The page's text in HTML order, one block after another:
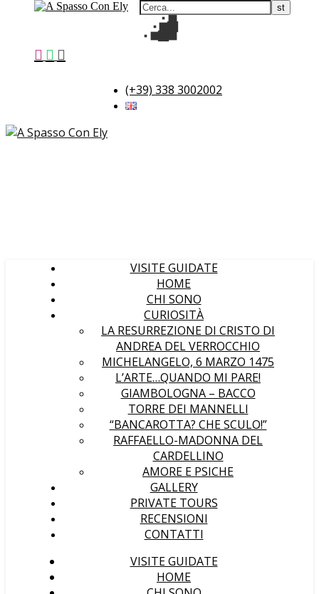
(+39) 338 3002002
VISITE GUIDATE
HOME
CHI SONO
CURIOSITÀ
LA RESURREZIONE DI CRISTO DI
ANDREA DEL VERROCCHIO
MICHELANGELO, 6 MARZO 1475
L’ARTE…QUANDO MI PARE!
GIAMBOLOGNA – BACCO
TORRE DEI MANNELLI
“BANCAROTTA? CHE SCULO!”
RAFFAELLO-MADONNA DEL
CARDELLINO
AMORE E PSICHE
GALLERY
PRIVATE TOURS
RECENSIONI
CONTATTI
VISITE GUIDATE
HOME